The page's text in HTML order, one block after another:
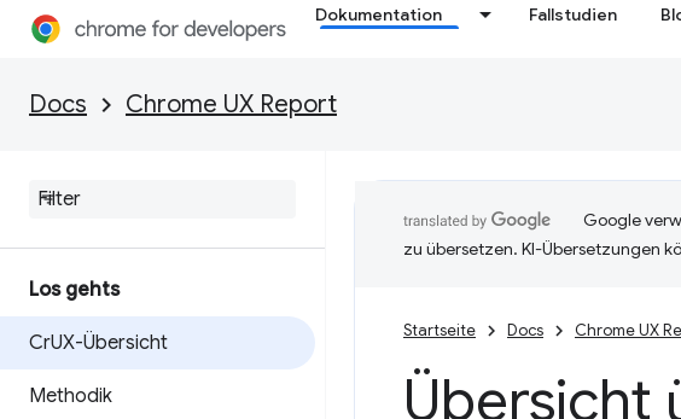
Dokumentation Fallstudien
Docs Chrome UX Report
Los gehts
CrUX-Übersicht
Methodik
Google
zu übersetzen. KI-Übersetzungen
Startseite Docs Chrome UX
Übersicht